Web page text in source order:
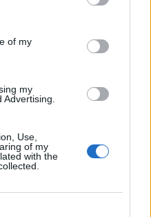
of my
my
Use,
of my
with the
krowa, to też
to przecież…
było namawiać,
powrót do